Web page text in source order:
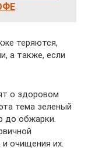
теряются,
а также, если
о здоровом
тема зеленый
до обжарки.
очищения их.